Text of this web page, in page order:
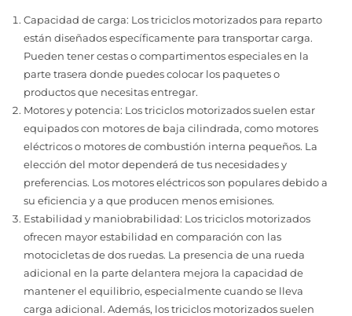
Capacidad de carga: Los triciclos motorizados para reparto
están diseñados específicamente para transportar carga.
Pueden tener cestas o compartimentos especiales en la
parte trasera donde puedes colocar los paquetes o
productos que necesitas entregar.
Motores y potencia: Los triciclos motorizados suelen estar
equipados con motores de baja cilindrada, como motores
eléctricos o motores de combustión interna pequeños. La
elección del motor dependerá de tus necesidades y
preferencias. Los motores eléctricos son populares debido a
su eficiencia y a que producen menos emisiones.
Estabilidad y maniobrabilidad: Los triciclos motorizados
ofrecen mayor estabilidad en comparación con las
motocicletas de dos ruedas. La presencia de una rueda
adicional en la parte delantera mejora la capacidad de
mantener el equilibrio, especialmente cuando se lleva
carga adicional. Además, los triciclos motorizados suelen